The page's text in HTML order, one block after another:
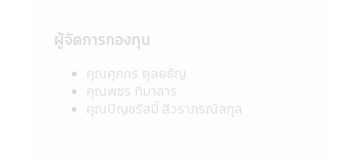
ไซด์นี้ไม่อาจเรียกร้องได้
อนุมัติให้จัดตั้งและจัดการโครงการของกองทุน
รวมที่ปรากฏอยู่ในแอปพลิเคชันผ่านโทรศัพท์
มือถือนี้ มิได้เป็นการแสดงว่าคณะกรรมการ
ผู้จัดการกองทุน
คุณศุภกร ตุลยธัญ
คุณพชร ทิมาสาร
คุณปัญชรัสมิ์ สีวราภรณ์สกุล